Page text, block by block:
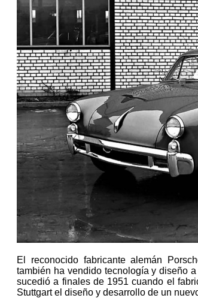
El reconocido fabricante alemán
también ha vendido tecnología y diseño
sucedió a finales de 1951 cuando el
Stuttgart el diseño y desarrollo de un